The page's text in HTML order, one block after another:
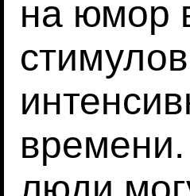
на юмор
времени.